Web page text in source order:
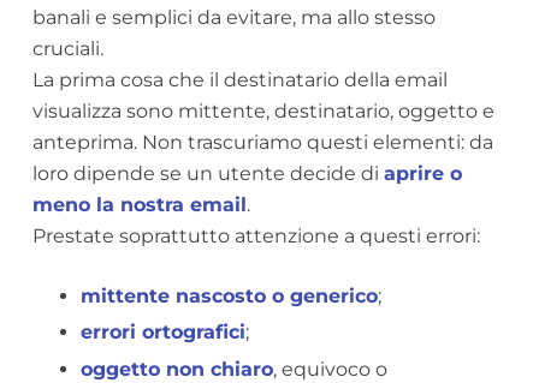
banali e semplici da evitare, ma allo stesso
cruciali.
La prima cosa che il destinatario della email
visualizza sono mittente, destinatario, oggetto e
anteprima. Non trascuriamo questi elementi: da
loro dipende se un utente decide di aprire o
meno la nostra email.
Prestate soprattutto attenzione a questi errori:
mittente nascosto o generico;
errori ortografici;
oggetto non chiaro, equivoco o